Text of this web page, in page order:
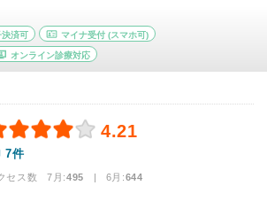
決済可 マイナ受付 (スマホ可)
オンライン診療対応
4.21
7件
セス数 7月:495 | 6月:644